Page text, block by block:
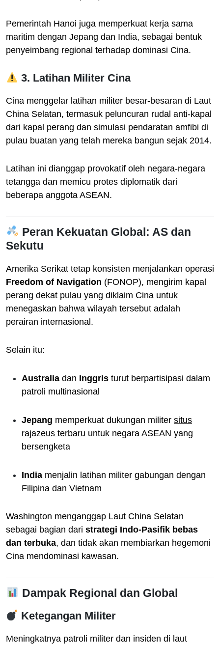
Pemerintah Hanoi juga memperkuat kerja sama
maritim dengan Jepang dan India, sebagai bentuk
penyeimbang regional terhadap dominasi Cina.
3. Latihan Militer Cina
Cina menggelar latihan militer besar-besaran di Laut
China Selatan, termasuk peluncuran rudal anti-kapal
dari kapal perang dan simulasi pendaratan amfibi di
pulau buatan yang telah mereka bangun sejak 2014.
Latihan ini dianggap provokatif oleh negara-negara
tetangga dan memicu protes diplomatik dari
beberapa anggota ASEAN.
Peran Kekuatan Global: AS dan
Sekutu
Amerika Serikat tetap konsisten menjalankan operasi
Freedom of Navigation (FONOP), mengirim kapal
perang dekat pulau yang diklaim Cina untuk
menegaskan bahwa wilayah tersebut adalah
perairan internasional.
Selain itu:
Australia dan Inggris turut berpartisipasi dalam
patroli multinasional
Jepang memperkuat dukungan militer situs
rajazeus terbaru untuk negara ASEAN yang
bersengketa
India menjalin latihan militer gabungan dengan
Filipina dan Vietnam
Washington menganggap Laut China Selatan
sebagai bagian dari strategi Indo-Pasifik bebas
dan terbuka, dan tidak akan membiarkan hegemoni
Cina mendominasi kawasan.
Dampak Regional dan Global
Ketegangan Militer
Meningkatnya patroli militer dan insiden di laut